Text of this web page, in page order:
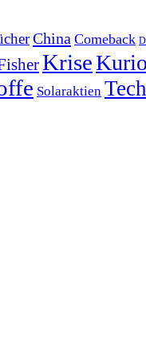
China Comeback
Krise
Solaraktien